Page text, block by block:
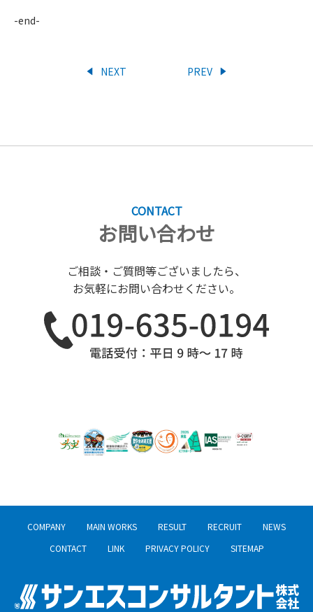
-end-
PREV
NEXT
CONTACT
お問い合わせ
ご相談・ご質問等ございましたら、
お気軽にお問い合わせください。
COMPANY MAIN WORKS RESULT RECRUIT
NEWS
CONTACT
LINK PRIVACY POLICY SITEMAP